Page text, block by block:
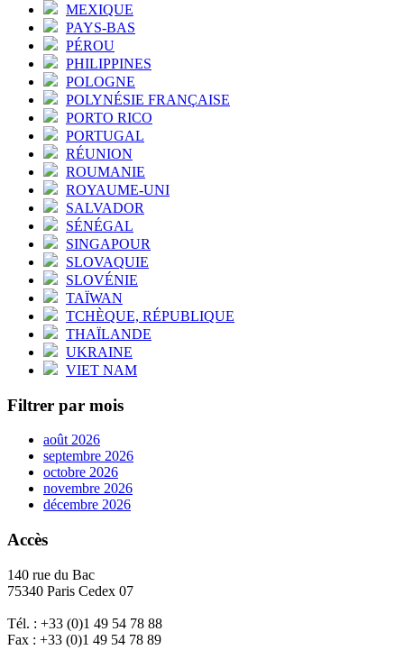
MEXIQUE
PAYS-BAS
PÉROU
PHILIPPINES
POLOGNE
POLYNÉSIE FRANÇAISE
PORTO RICO
PORTUGAL
RÉUNION
ROUMANIE
ROYAUME-UNI
SALVADOR
SÉNÉGAL
SINGAPOUR
SLOVAQUIE
SLOVÉNIE
TAÏWAN
TCHÈQUE, RÉPUBLIQUE
THAÏLANDE
UKRAINE
VIET NAM
Filtrer par mois
août 2026
septembre 2026
octobre 2026
novembre 2026
décembre 2026
Accès
140 rue du Bac
75340 Paris Cedex 07
Tél. : +33 (0)1 49 54 78 88
Fax : +33 (0)1 49 54 78 89